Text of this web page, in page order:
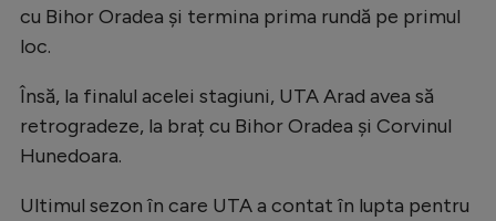
cu Bihor Oradea și termina prima rundă pe primul
loc.
Însă, la finalul acelei stagiuni, UTA Arad avea să
retrogradeze, la braț cu Bihor Oradea și Corvinul
Hunedoara.
Ultimul sezon în care UTA a contat în lupta pentru